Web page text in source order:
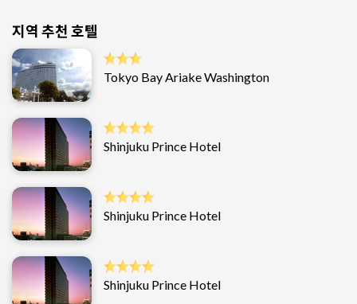
지역 추천 호텔
Tokyo Bay Ariake Washington
Shinjuku Prince Hotel
Shinjuku Prince Hotel
Shinjuku Prince Hotel